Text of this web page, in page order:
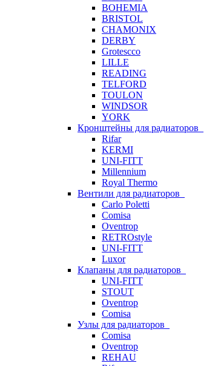
BOHEMIA
BRISTOL
CHAMONIX
DERBY
Grotescco
LILLE
READING
TELFORD
TOULON
WINDSOR
YORK
Кронштейны для радиаторов
Rifar
KERMI
UNI-FITT
Millennium
Royal Thermo
Вентили для радиаторов
Carlo Poletti
Comisa
Oventrop
RETROstyle
UNI-FITT
Luxor
Клапаны для радиаторов
UNI-FITT
STOUT
Oventrop
Comisa
Узлы для радиаторов
Comisa
Oventrop
REHAU